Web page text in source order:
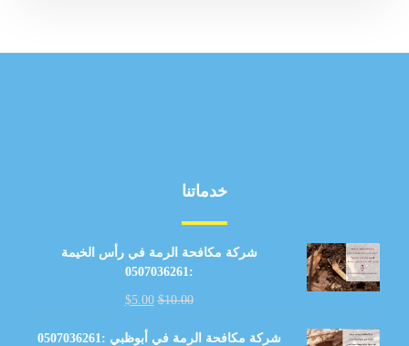
خدماتنا
شركة مكافحة الرمة في رأس الخيمة
:0507036261
$10.00
$5.00
شركة مكافحة الرمة في أبوظبي :0507036261